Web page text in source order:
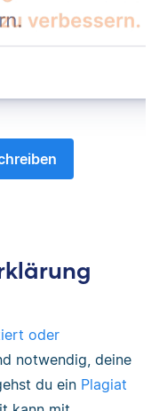
oder
notwendig, deine
du ein Plagiat